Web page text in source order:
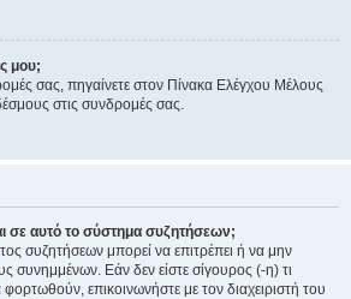
μου;
σας, πηγαίνετε στον Πίνακα Ελέγχου Μέλους
στις συνδρομές σας.
σε αυτό το σύστημα συζητήσεων;
συζητήσεων μπορεί να επιτρέπει ή να μην
συνημμένων. Εάν δεν είστε σίγουρος (-η) τι
επικοινωνήστε με τον διαχειριστή του